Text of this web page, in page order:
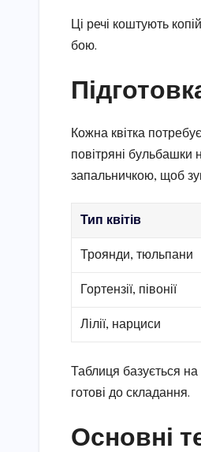
Ці речі коштують
бою.
Кожна квітка
повітряні бульбашки
запальничкою, щоб
Тип квітів
Троянди, тюльпани
Гортензії, півонії
Лілії, нарциси
Таблиця базується на
готові до складання.
Основні